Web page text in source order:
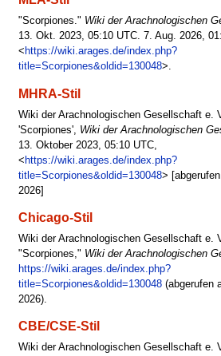
"Scorpiones." Wiki der Arachnologischen
13. Okt. 2023, 05:10 UTC. 7. Aug. 2026,
< https://wiki.arages.de/index.php?
title=Scorpiones&oldid=130048>.
MHRA-Stil
Wiki der Arachnologischen Gesellschaft e.
'Scorpiones', Wiki der Arachnologischen
13. Oktober 2023, 05:10 UTC,
< https://wiki.arages.de/index.php?
title=Scorpiones&oldid=130048>
2026]
Chicago-Stil
Wiki der Arachnologischen Gesellschaft e.
"Scorpiones," Wiki der Arachnologischen
https://wiki.arages.de/index.php?
title=Scorpiones&oldid=130048(abgerufen
2026).
CBE/CSE-Stil
Wiki der Arachnologischen Gesellschaft e.